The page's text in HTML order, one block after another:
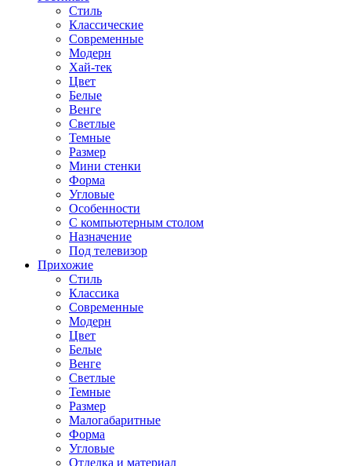
Стиль
Классические
Современные
Модерн
Хай-тек
Цвет
Белые
Венге
Светлые
Темные
Размер
Мини стенки
Форма
Угловые
Особенности
С компьютерным столом
Назначение
Под телевизор
Прихожие
Стиль
Классика
Современные
Модерн
Цвет
Белые
Венге
Светлые
Темные
Размер
Малогабаритные
Форма
Угловые
Отделка и материал